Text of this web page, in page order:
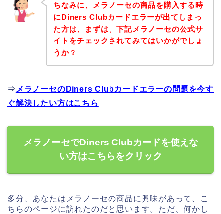
ちなみに、メラノーセの商品を購入する時
にDiners Clubカードエラーが出てしまっ
た方は、まずは、下記メラノーセの公式サ
イトをチェックされてみてはいかがでしょ
うか？
⇒ メラノーセのDiners Clubカードエラーの問題を今す
ぐ解決したい方はこちら
メラノーセでDiners Clubカードを使えな
い方はこちらをクリック
多分、あなたはメラノーセの商品に興味があって、こ
ちらのページに訪れたのだと思います。ただ、何かし